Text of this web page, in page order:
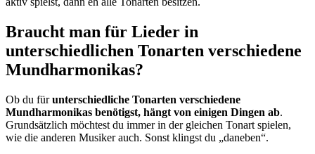
Braucht man für Lieder in
unterschiedlichen Tonarten verschiedene
Mundharmonikas?
Ob du fürunterschiedliche Tonarten verschiedene
Mundharmonikas benötigst, hängt von einigen Dingen ab.
Grundsätzlich möchtest du immer in der gleichen Tonart spielen,
wie die anderen Musiker auch. Sonst klingst du „daneben“.